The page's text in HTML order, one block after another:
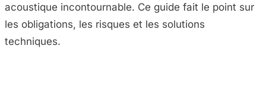
acoustique incontournable. Ce guide fait le point sur
les obligations, les risques et les solutions
techniques.